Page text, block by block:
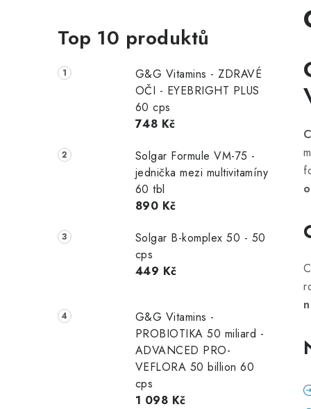
o
s
a
í
p
n
e
Top 10 produktů
G&G Vitamins - ZDRAVÉ
OČI - EYEBRIGHT PLUS
60 cps
748 Kč
Solgar Formule VM-75 -
jednička mezi multivitamíny
60 tbl
890 Kč
Solgar B-komplex 50 - 50
cps
449 Kč
G&G Vitamins -
PROBIOTIKA 50 miliard -
ADVANCED PRO-
VEFLORA 50 billion 60
cps
1 098 Kč